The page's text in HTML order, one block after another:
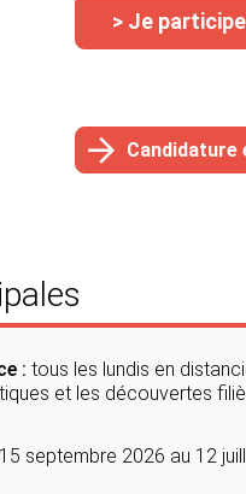
> Je
Candidature
: tous les lundis en
et les découvertes
septembre 2026 au 12